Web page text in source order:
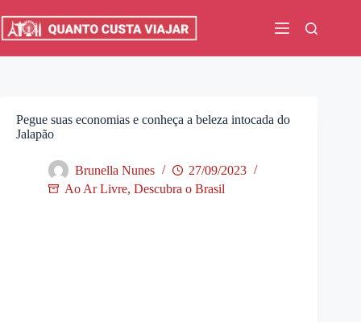
para
Pegue suas economias e conheça a beleza intocada do
Jalapão
Brunella Nunes
27/09/2023
Ao Ar Livre, Descubra o Brasil